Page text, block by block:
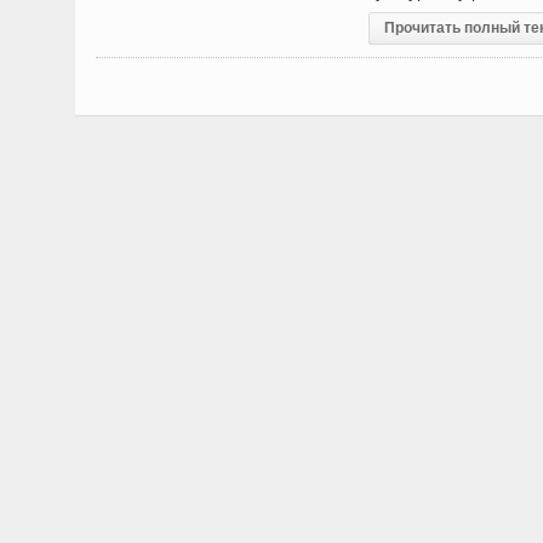
Прочитать полный